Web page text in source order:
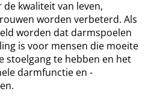
kwaliteit van leven,
worden verbeterd. Als
worden dat darmspoelen
is voor mensen die moeite
stoelgang te hebben en het
darmfunctie en -